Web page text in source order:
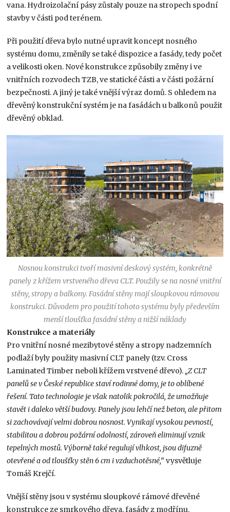
vana. Hydroizolační pásy zůstaly pouze na stropech spodní
stavby v části pod terénem.
Při použití dřeva bylo nutné upravit koncept nosného
systému domu, změnily se také dispozice a fasády, tedy počet
a velikosti oken. Nové konstrukce způsobily změny i ve
vnitřních rozvodech TZB, ve statické části a v části požární
bezpečnosti. A jiný je také vnější výraz domů. S ohledem na
dřevěný konstrukční systém je na fasádách u balkonů použit
dřevěný obklad.
Nosnou konstrukci tvoří masivní deskový systém, konkrétně
panely z křížem vrstveného dřeva CLT. Použily se na nosné vnitřní
stěny, stropy a balkony. Fasádní stěny mají sloupkovou rámovou
konstrukci. Důvodem pro použití tohoto systému byly především
menší tloušťka fasádní stěny a nižší náklady
Konstrukce a materiály
Pro vnitřní nosné mezibytové stěny a stropy nadzemních
podlaží byly použity masivní CLT panely (tzv. Cross
Laminated Timber neboli křížem vrstvené dřevo). „Z CLT
panelů se v České republice staví rodinné domy, je to oblíbené
řešení. Tato technologie je však natolik pokročilá, že umožňuje
stavět i daleko větší budovy. Panely jsou lehčí než beton, ale přitom
si zachovávají velmi dobrou nosnost. Vynikají vysokou pevností,
stabilitou a dobrou požární odolností, zároveň eliminují vznik
tepelných mostů. Výborně také regulují vlhkost, jsou difuzně
otevřené a od tloušťky stěn 6 cm i vzduchotěsné,“vysvětluje
Tomáš Krejčí.
Vnější stěny jsou v systému sloupkové rámové dřevěné
konstrukce ze smrkového dřeva, fasády z modřínu.